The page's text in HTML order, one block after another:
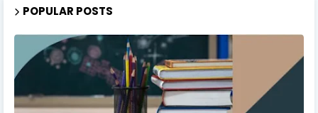
POPULAR POSTS